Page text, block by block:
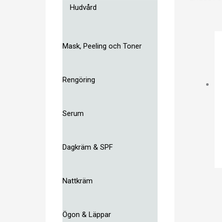
Hudvård
Mask, Peeling och Toner
Rengöring
Serum
Dagkräm & SPF
Nattkräm
Ögon & Läppar